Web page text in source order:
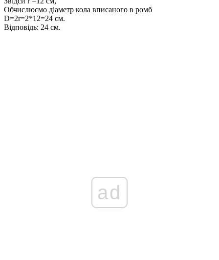
Обчислюємо діаметр кола вписаного в ромб
D=2r=2*12=24 см.
Відповідь: 24 см.
ad